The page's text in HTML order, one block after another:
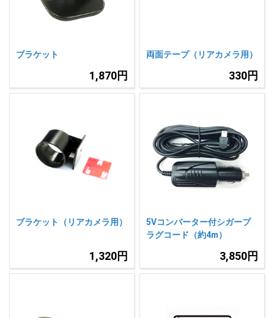
ブラケット
1,870円
両面テープ（リアカメラ用）
330円
ブラケット（リアカメラ用）
1,320円
5Vコンバーター付シガープ
ラグコード（約4m）
3,850円